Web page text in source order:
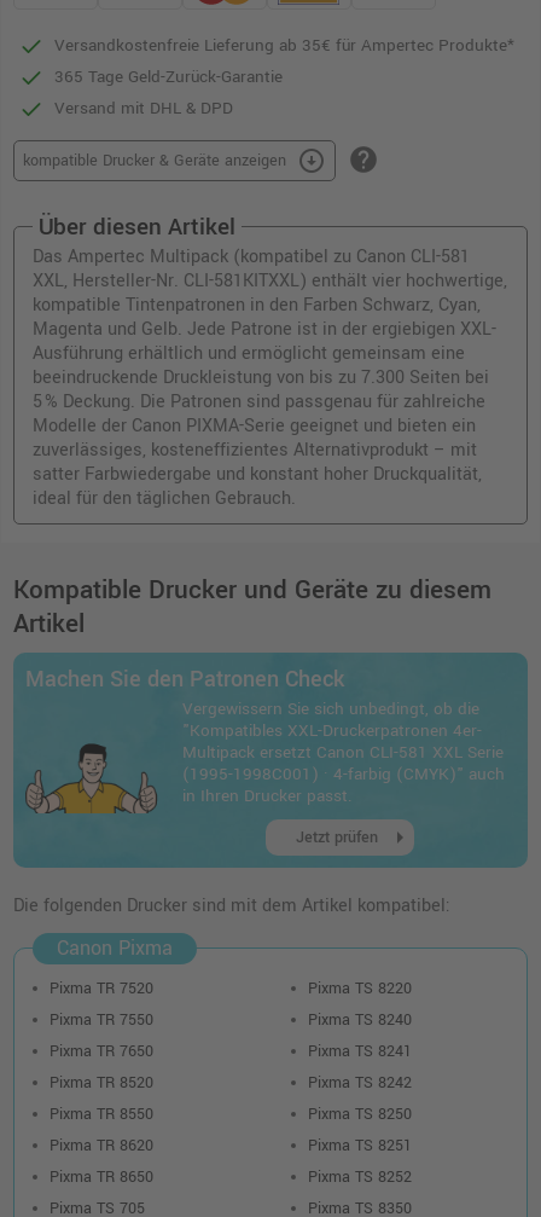
Versandkostenfreie Lieferung ab 35€ für Ampertec Produkte*
365 Tage Geld-Zurück-Garantie
Versand mit DHL & DPD
kompatible Drucker & Geräte anzeigen arrow_circle_down help
Über diesen Artikel
Das Ampertec Multipack (kompatibel zu Canon CLI-581
XXL, Hersteller-Nr. CLI-581KITXXL) enthält vier hochwertige,
kompatible Tintenpatronen in den Farben Schwarz, Cyan,
Magenta und Gelb. Jede Patrone ist in der ergiebigen XXL-
Ausführung erhältlich und ermöglicht gemeinsam eine
beeindruckende Druckleistung von bis zu 7.300 Seiten bei
5 % Deckung. Die Patronen sind passgenau für zahlreiche
Modelle der Canon PIXMA-Serie geeignet und bieten ein
zuverlässiges, kosteneffizientes Alternativprodukt – mit
satter Farbwiedergabe und konstant hoher Druckqualität,
ideal für den täglichen Gebrauch.
Kompatible Drucker und Geräte zu diesem
Artikel
Machen Sie den Patronen Check
Vergewissern Sie sich unbedingt, ob die
"Kompatibles XXL-Druckerpatronen 4er-
Multipack ersetzt Canon CLI-581 XXL Serie
(1995-1998C001) · 4-farbig (CMYK)" auch
in Ihren Drucker passt.
Jetzt prüfen arrow_right
Die folgenden Drucker sind mit dem Artikel kompatibel:
Canon Pixma
Pixma TR 7520
Pixma TR 7550
Pixma TR 7650
Pixma TR 8520
Pixma TR 8550
Pixma TR 8620
Pixma TR 8650
Pixma TS 705
Pixma TS 8220
Pixma TS 8240
Pixma TS 8241
Pixma TS 8242
Pixma TS 8250
Pixma TS 8251
Pixma TS 8252
Pixma TS 8350